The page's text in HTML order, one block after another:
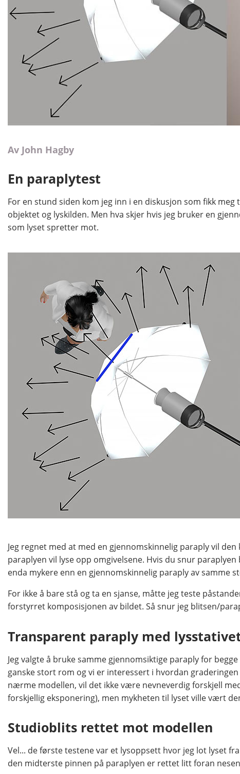
Av John Hagby
En paraplytest
For en stund siden kom jeg inn i en diskusjon som fikk
objektet og lyskilden. Men hva skjer hvis jeg bruker en
som lyset spretter mot.
Jeg regnet med at med en gjennomskinnelig paraply vil
paraplyen vil lyse opp omgivelsene. Hvis du snur
enda mykere enn en gjennomskinnelig paraply av samme
For ikke å bare stå og ta en sjanse, måtte jeg teste
forstyrret komposisjonen av bildet. Så snur jeg blitsen/
Transparent paraply med
Jeg valgte å bruke samme gjennomsiktige paraply for
ganske stort rom og vi er interessert i hvordan
nærme modellen, vil det ikke være nevneverdig forskjell
forskjellig eksponering), men mykheten til lyset ville vært
Studioblits rettet mot modellen
Vel... de første testene var et lysoppsett hvor jeg lot lyset
den midterste pinnen på paraplyen er rettet litt foran